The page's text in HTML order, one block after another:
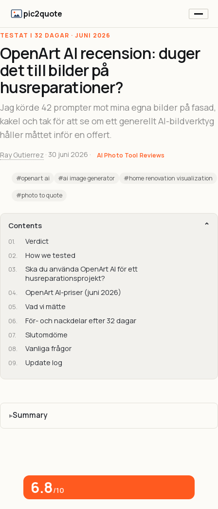
TESTAT I 32 DAGAR · JUNI 2026
OpenArt AI recension: duger
det till bilder på
husreparationer?
Jag körde 42 prompter mot mina egna bilder på fasad,
kakel och tak för att se om ett generellt AI-bildverktyg
håller måttet inför en offert.
Ray Gutierrez · 30 juni 2026 · AI Photo Tool Reviews
#openart ai #ai image generator #home renovation visualization
#photo to quote
Summary
Contents
Verdict
How we tested
Ska du använda OpenArt AI för ett
husreparationsprojekt?
OpenArt AI-priser (juni 2026)
Vad vi mätte
För- och nackdelar efter 32 dagar
Slutomdöme
Vanliga frågor
Update log
6.8/10
pic2quote